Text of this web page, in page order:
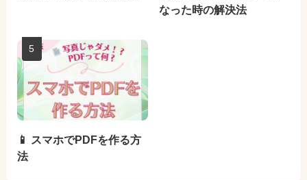
なった時の解決法
📱 スマホでPDFを作る方
法